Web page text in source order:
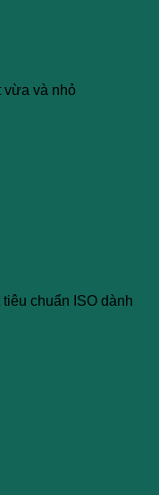
vừa và nhỏ
chuẩn ISO dành